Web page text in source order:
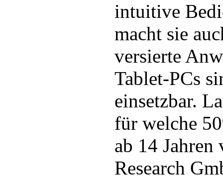
intuitive
macht sie
versierte
Tablet-PCs
einsetzbar.
für welche
ab 14
Research